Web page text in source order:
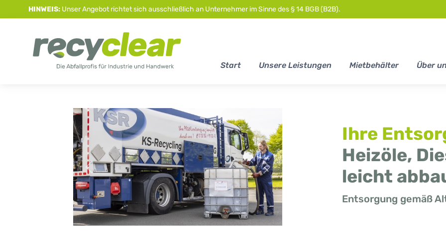
HINWEIS: Unser Angebot richtet sich ausschließlich an Unternehmer im Sinne des § 14 BGB (B2B).
Start Unsere Leistungen Mietbehälter Über
Previous Next
Ihre
Heizöle,
leicht
Entsorgung gemäß